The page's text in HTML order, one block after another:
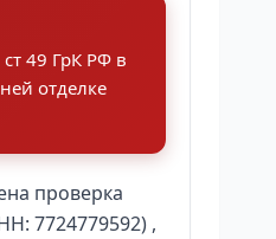
49 ГрК РФ в
отделке
проверка
7724779592) ,